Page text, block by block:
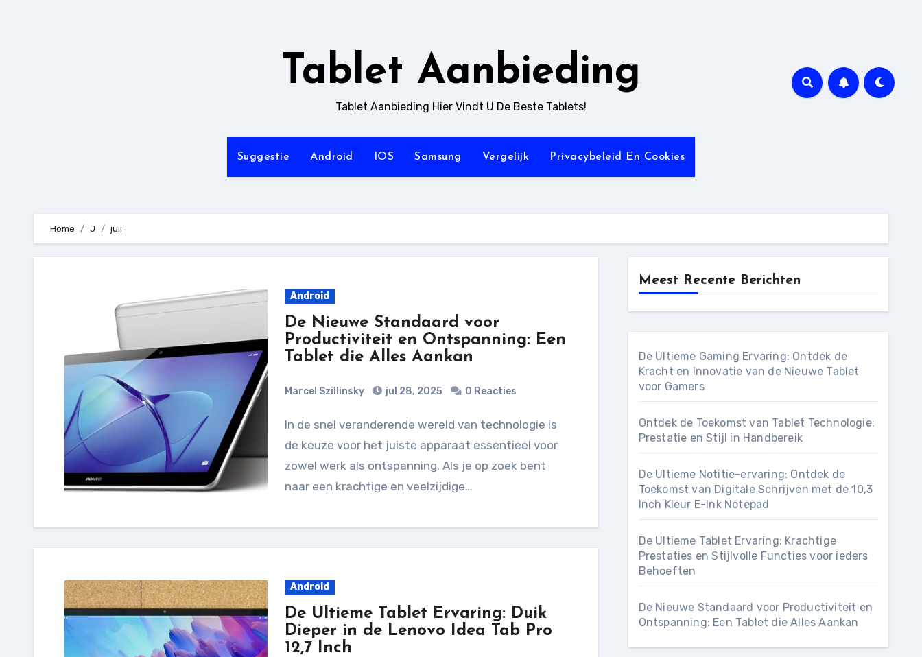
Tablet Aanbieding
Tablet Aanbieding Hier Vindt U De Beste Tablets!
Suggestie Android IOS Samsung Vergelijk Privacybeleid En Cookies
Home J juli
Android
De Nieuwe Standaard voor
Productiviteit en Ontspanning: Een
Tablet die Alles Aankan
Marcel Szillinsky jul 28, 2025 0 Reacties
In de snel veranderende wereld van technologie is
de keuze voor het juiste apparaat essentieel voor
zowel werk als ontspanning. Als je op zoek bent
naar een krachtige en veelzijdige…
Android
De Ultieme Tablet Ervaring: Duik
Dieper in de Lenovo Idea Tab Pro
12,7 Inch
Meest Recente Berichten
De Ultieme Gaming Ervaring: Ontdek de
Kracht en Innovatie van de Nieuwe Tablet
voor Gamers
Ontdek de Toekomst van Tablet Technologie:
Prestatie en Stijl in Handbereik
De Ultieme Notitie-ervaring: Ontdek de
Toekomst van Digitale Schrijven met de 10,3
Inch Kleur E-Ink Notepad
De Ultieme Tablet Ervaring: Krachtige
Prestaties en Stijlvolle Functies voor ieders
Behoeften
De Nieuwe Standaard voor Productiviteit en
Ontspanning: Een Tablet die Alles Aankan